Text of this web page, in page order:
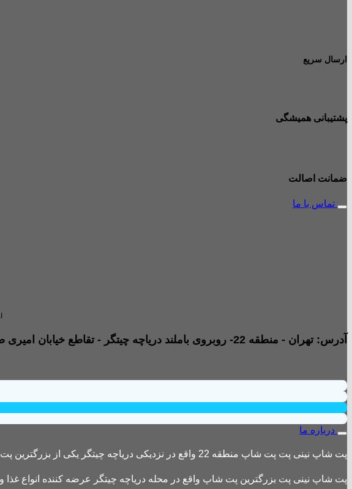
ارسال سریع
پشتیبانی همیشگی
ضمانت اصالت
تماس با ما
آدرس: تهران - منطقه 22- روبروی باملند دریاچه چیتگر - تقاطع خیابان امیری صفت و خیابان دریا - پاساژ پارامیس -ورودی A تجاری - طبقه همکف - جنب داروخانه - واحد B2
درباره ما
پت شاپ نینی پت پت شاپ منطقه 22 واقع در نزدیکی دریاچه چیتگر یکی از بزرگترین پت شاپ های منطقه 22 است
پت شاپ نینی پت بزرگترین پت شاپ واقع در محله دریاچه چیتگر عرضه کننده انواع غذا